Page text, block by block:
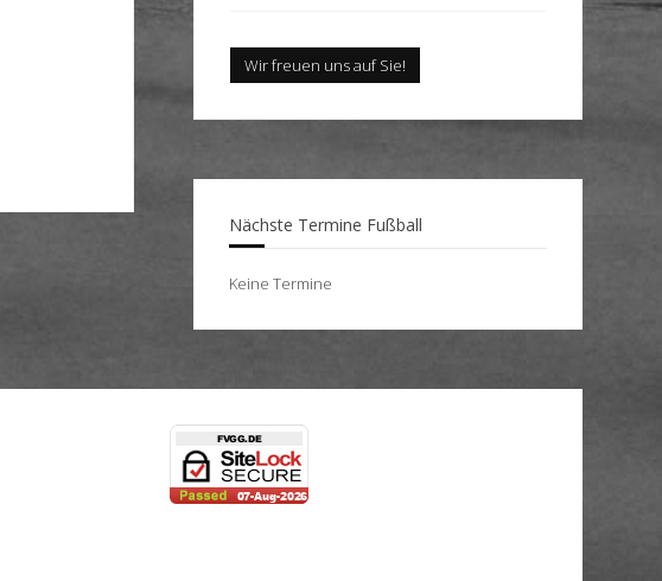
Wir freuen uns auf Sie!
Nächste Termine Fußball
Keine Termine